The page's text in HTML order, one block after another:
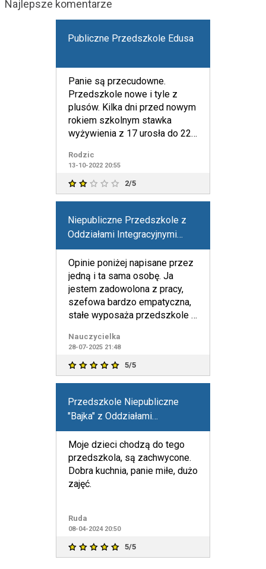
Najlepsze komentarze
Publiczne Przedszkole Edusa
Panie są przecudowne.
Przedszkole nowe i tyle z
plusów. Kilka dni przed nowym
rokiem szkolnym stawka
wyżywienia z 17 urosła do 22.
Rodzic
13-10-2022 20:55
2/5
Niepubliczne Przedszkole z
Oddziałami Integracyjnymi
Im.Św. Jana Pawła II w
Łukowicy
Opinie poniżej napisane przez
jedną i ta sama osobę. Ja
jestem zadowolona z pracy,
szefowa bardzo empatyczna,
stałe wyposaża przedszkole i
Nauczycielka
28-07-2025 21:48
5/5
Przedszkole Niepubliczne
"Bajka" z Oddziałami
Integracyjnymi
Moje dzieci chodzą do tego
przedszkola, są zachwycone.
Dobra kuchnia, panie miłe, dużo
zajęć.
Ruda
08-04-2024 20:50
5/5